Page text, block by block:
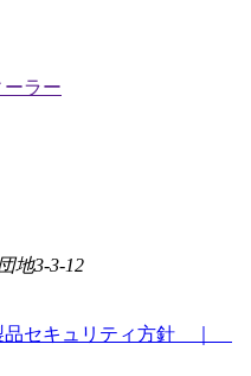
ラー
地3-3-12
品セキュリティ方針 ｜